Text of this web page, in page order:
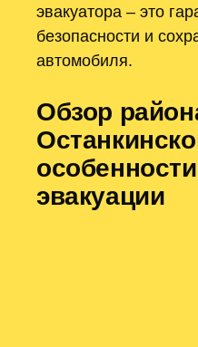
эвакуатора – это
безопасности и
автомобиля.
Обзор
эвакуации